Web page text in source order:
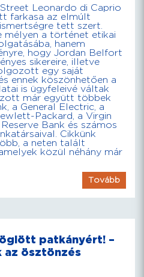
Leonardo di Caprio
farkasa az elmúlt
tett szert.
mélyen a történet etikai
hanem
hogy Jordan Belfort
sikereire, illetve
egy saját
ennek köszönhetően a
is ügyfeleivé váltak
már együtt többek
a General Electric, a
Packard, a Virgin
Bank és számos
Cikkünk
a neten talált
közül néhány már
Tovább
patkányért! –
az ösztönzés